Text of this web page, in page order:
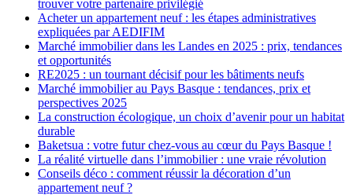
trouver votre partenaire privilégié
Acheter un appartement neuf : les étapes administratives
expliquées par AEDIFIM
Marché immobilier dans les Landes en 2025 : prix, tendances
et opportunités
RE2025 : un tournant décisif pour les bâtiments neufs
Marché immobilier au Pays Basque : tendances, prix et
perspectives 2025
La construction écologique, un choix d’avenir pour un habitat
durable
Baketsua : votre futur chez-vous au cœur du Pays Basque !
La réalité virtuelle dans l’immobilier : une vraie révolution
Conseils déco : comment réussir la décoration d’un
appartement neuf ?